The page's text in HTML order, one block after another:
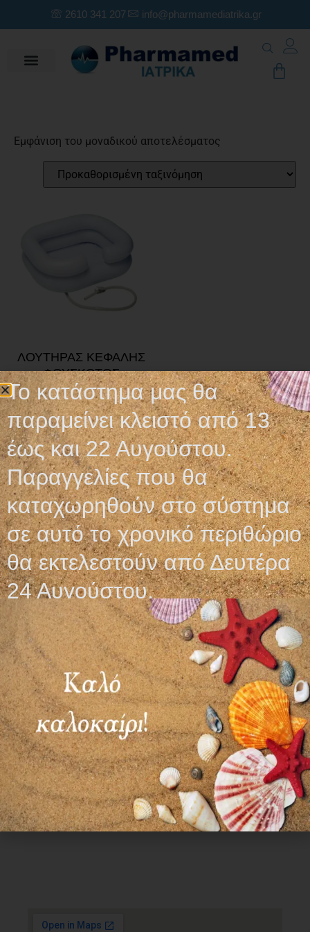
2610 341 207 info@pharmamediatrika.gr
Εμφάνιση του μοναδικού αποτελέσματος
ΛΟΥΤΗΡΑΣ ΚΕΦΑΛΗΣ
ΦΟΥΣΚΩΤΟΣ
21,50€
Προσθήκη στο καλάθι
Ωράριο λειτουργίας
ΕΙΔΙΚΟ ΘΕΡΙΝΟ ΩΡΑΡΙΟ
ΔΕΥ-ΠΑΡ: 09:00-14:30
ΣΑΒ – ΚΥΡ: ΚΛΕΙΣΤΑ
Χρήσιμα Links
Όροι Χρήσης
Πολιτική απορρήτου
Τρόποι πληρωμής
Τρόποι αποστολής
Το κατάστημα μας θα
παραμείνει κλειστό από 13
έως και 22 Αυγούστου.
Παραγγελίες που θα
καταχωρηθούν στο σύστημα
σε αυτό το χρονικό περιθώριο
θα εκτελεστούν από Δευτέρα
24 Αυγούστου.